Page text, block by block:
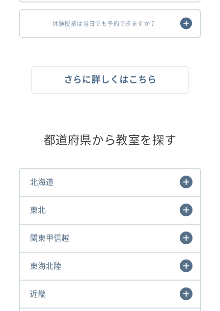
体験授業は当日でも予約できますか？
さらに詳しくはこちら
都道府県から教室を探す
北海道
東北
関東甲信越
東海北陸
近畿